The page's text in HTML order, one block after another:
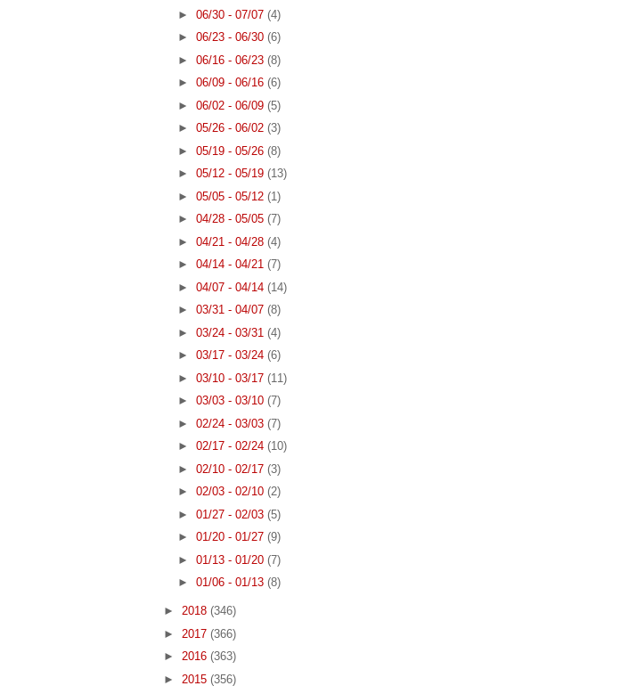
► 06/30 - 07/07 (4)
► 06/23 - 06/30 (6)
► 06/16 - 06/23 (8)
► 06/09 - 06/16 (6)
► 06/02 - 06/09 (5)
► 05/26 - 06/02 (3)
► 05/19 - 05/26 (8)
► 05/12 - 05/19 (13)
► 05/05 - 05/12 (1)
► 04/28 - 05/05 (7)
► 04/21 - 04/28 (4)
► 04/14 - 04/21 (7)
► 04/07 - 04/14 (14)
► 03/31 - 04/07 (8)
► 03/24 - 03/31 (4)
► 03/17 - 03/24 (6)
► 03/10 - 03/17 (11)
► 03/03 - 03/10 (7)
► 02/24 - 03/03 (7)
► 02/17 - 02/24 (10)
► 02/10 - 02/17 (3)
► 02/03 - 02/10 (2)
► 01/27 - 02/03 (5)
► 01/20 - 01/27 (9)
► 01/13 - 01/20 (7)
► 01/06 - 01/13 (8)
► 2018 (346)
► 2017 (366)
► 2016 (363)
► 2015 (356)